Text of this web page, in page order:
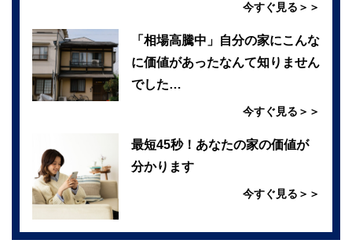
今すぐ見る＞＞
「相場高騰中」自分の家にこんな
に価値があったなんて知りません
でした…
今すぐ見る＞＞
最短45秒！あなたの家の価値が
分かります
今すぐ見る＞＞